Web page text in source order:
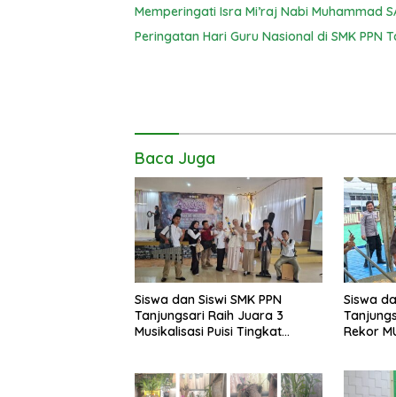
Memperingati Isra Mi’raj Nabi Muhammad
Peringatan Hari Guru Nasional di SMK PPN
Baca Juga
Siswa dan Siswi SMK PPN
Tanjungsari Raih Juara 3
Musikalisasi Puisi Tingkat
Siswa
Rekor
Santoso
Tanjungsari